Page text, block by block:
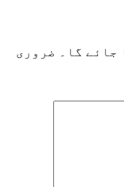
گا۔
ضروری